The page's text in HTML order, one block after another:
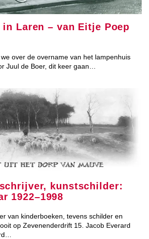
Laren – van Eitje Poep
over de overname van het lampenhuis
Juul de Boer, dit keer gaan…
kunstschilder:
1922–1998
van kinderboeken, tevens schilder en
op Zevenenderdrift 15. Jacob Everard